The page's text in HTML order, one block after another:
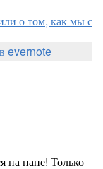
о том, как мы с
в evernote
на папе! Только